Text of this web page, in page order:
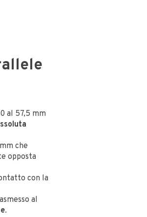
al 57,5 mm
che
opposta
con la
al
.